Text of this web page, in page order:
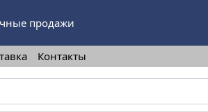
продажи
Контакты